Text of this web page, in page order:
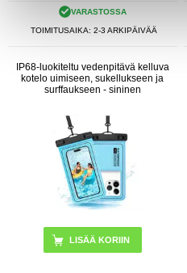
VARASTOSSA
TOIMITUSAIKA: 2-3 ARKIPÄIVÄÄ
IP68-luokiteltu vedenpitävä kelluva
kotelo uimiseen, sukellukseen ja
surffaukseen - sininen